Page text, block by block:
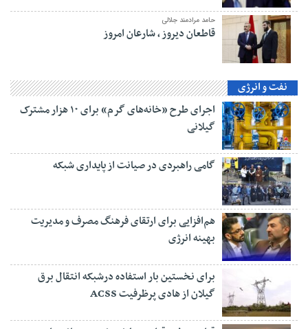
حامد مرادمند جلالی
قاطعان دیروز ، شارعان امروز
نفت و انرژی
اجرای طرح «خانه‌های گرم» برای ۱۰ هزار مشترک
گیلانی
گامی راهبردی در صیانت از پایداری شبکه
هم‌افزایی برای ارتقای فرهنگ مصرف و مدیریت
بهینه انرژی
برای نخستین بار استفاده درشبکه انتقال برق
گیلان از هادی پرظرفیت ACSS